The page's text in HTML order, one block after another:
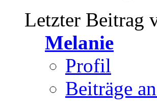
Letzter Beitrag
Melanie
Profil
Beiträge